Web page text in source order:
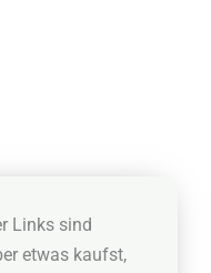
Links sind
etwas kaufst,